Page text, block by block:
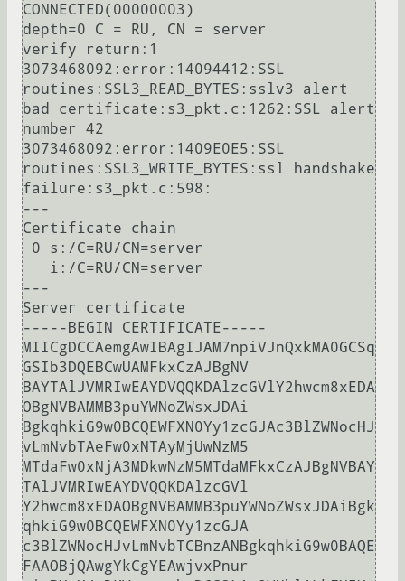
CONNECTED(00000003)
depth=0 C = RU, CN = server
verify return:1
3073468092:error:14094412:SSL
routines:SSL3_READ_BYTES:sslv3 alert
bad certificate:s3_pkt.c:1262:SSL alert
number 42
3073468092:error:1409E0E5:SSL
routines:SSL3_WRITE_BYTES:ssl handshake
failure:s3_pkt.c:598:
---
Certificate chain
---
Server certificate
-----BEGIN CERTIFICATE-----
MIICgDCCAemgAwIBAgIJAM7npiVJnQxkMA0GCSq
GSIb3DQEBCwUAMFkxCzAJBgNV
BAYTAlJVMRIwEAYDVQQKDAlzcGVlY2hwcm8xEDA
OBgNVBAMMB3puYWNoZWsxJDAi
BgkqhkiG9w0BCQEWFXN0Yy1zcGJAc3BlZWNocHJ
vLmNvbTAeFw0xNTAyMjUwNzM5
MTdaFw0xNjA3MDkwNzM5MTdaMFkxCzAJBgNVBAY
TAlJVMRIwEAYDVQQKDAlzcGVl
Y2hwcm8xEDAOBgNVBAMMB3puYWNoZWsxJDAiBgk
qhkiG9w0BCQEWFXN0Yy1zcGJA
c3BlZWNocHJvLmNvbTCBnzANBgkqhkiG9w0BAQE
FAAOBjQAwgYkCgYEAwjvxPnur